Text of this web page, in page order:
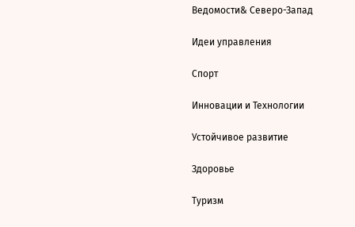
Ведомости& Северо-Запад
Идеи управления
Спорт
Инновации и Технологии
Устойчивое развитие
Здоровье
Туризм